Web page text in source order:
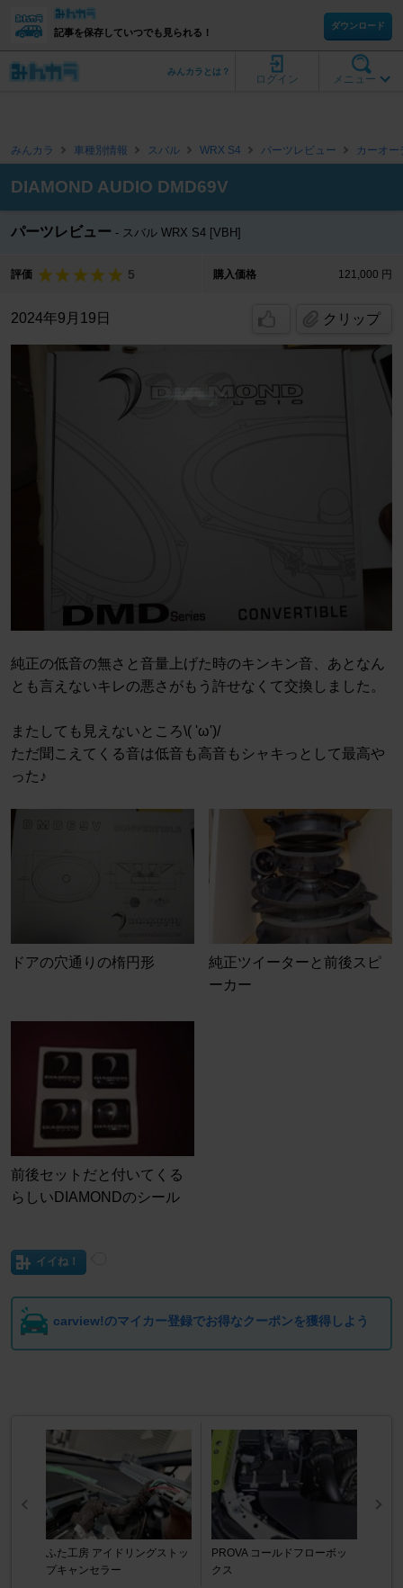
記事を保存していつでも見られる！
ダウンロード
メニュー
ログイン
みんカラとは？
みんカラ 車種別情報 スバル WRX S4 パーツレビュー カーオ
DIAMOND AUDIO DMD69V
パーツレビュー スバル WRX S4 [VBH]
評価 5 購入価格 121,000 円
2024年9月19日 クリップ
純正の低音の無さと音量上げた時のキンキン音、あとなん
とも言えないキレの悪さがもう許せなくて交換しました。
またしても見えないところ\( 'ω')/
ただ聞こえてくる音は低音も高音もシャキっとして最高や
った♪
ドアの穴通りの楕円形
純正ツイーターと前後スピ
ーカー
前後セットだと付いてくる
らしいDIAMONDのシール
イイね！
carview!のマイカー登録でお得なクーポンを獲得しよう
ふた工房 アイドリングストッ
プキャンセラー
PROVA コールドフローボッ
クス